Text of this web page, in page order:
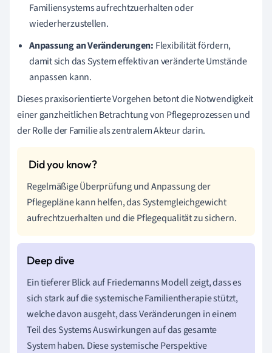
Familiensystems aufrechtzuerhalten oder
wiederherzustellen.
Anpassung an Veränderungen: Flexibilität fördern,
damit sich das System effektiv an veränderte Umstände
anpassen kann.
Dieses praxisorientierte Vorgehen betont die Notwendigkeit
einer ganzheitlichen Betrachtung von Pflegeprozessen und
der Rolle der Familie als zentralem Akteur darin.
Regelmäßige Überprüfung und Anpassung der
Pflegepläne kann helfen, das Systemgleichgewicht
aufrechtzuerhalten und die Pflegequalität zu sichern.
Ein tieferer Blick auf Friedemanns Modell zeigt, dass es
sich stark auf die systemische Familientherapie stützt,
welche davon ausgeht, dass Veränderungen in einem
Teil des Systems Auswirkungen auf das gesamte
System haben. Diese systemische Perspektive